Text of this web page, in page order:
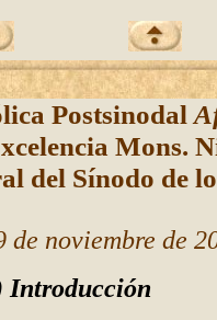
Postsinodal
Mons.
del Sínodo de
de noviembre de
Introducción